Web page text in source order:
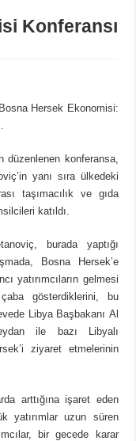
Konferansı
Hersek Ekonomisi:
düzenlenen konferansa,
yanı sıra ülkedeki
taşımacılık ve gıda
katıldı.
burada yaptığı
Bosna Hersek’e
yatırımcıların gelmesi
gösterdiklerini, bu
Libya Başbakanı Al
ile bazı Libyalı
ziyaret etmelerinin
arttığına işaret eden
yatırımlar uzun süren
bir gecede karar